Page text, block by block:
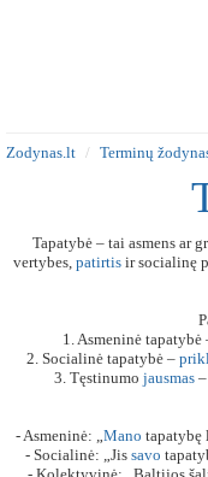
Zodynas.lt Terminų
Tapatybė – tai asmens ar
vertybes, patirtisir socialinę
1. Asmeninė
2. Socialinė tapatybė –
3. Tęstinumo jausmas–
- Asmeninė: „Mano tapatybę
- Socialinė: „Jis savo